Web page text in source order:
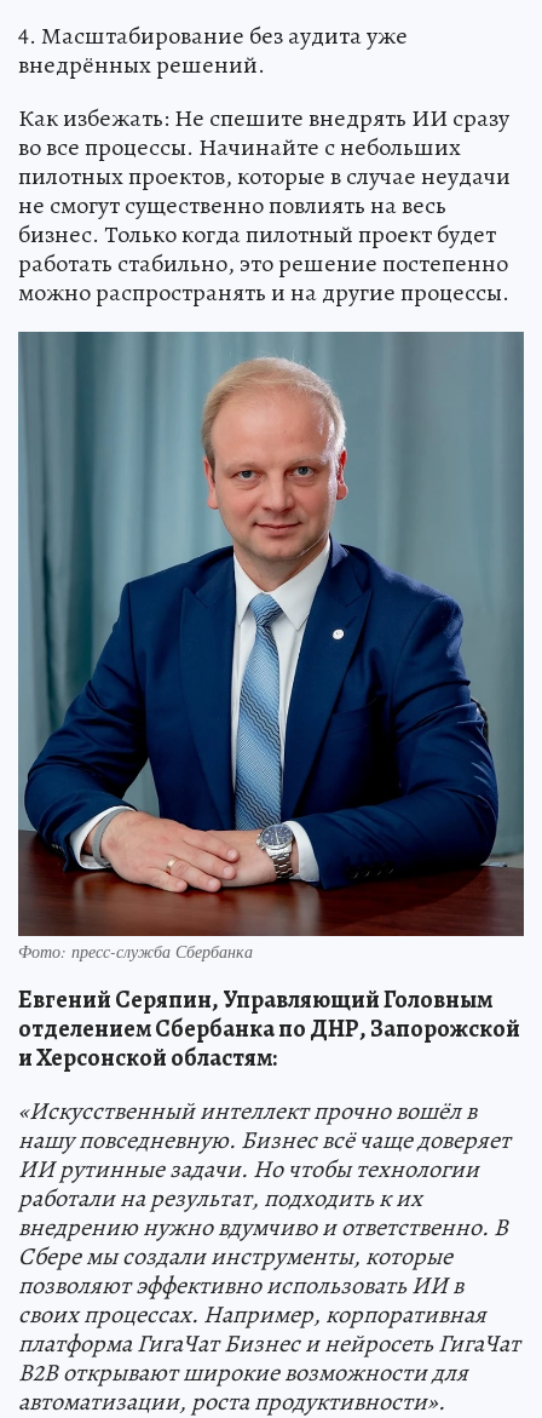
4. Масштабирование без аудита уже
внедрённых решений.
Как избежать: Не спешите внедрять ИИ сразу
во все процессы. Начинайте с небольших
пилотных проектов, которые в случае неудачи
не смогут существенно повлиять на весь
бизнес. Только когда пилотный проект будет
работать стабильно, это решение постепенно
можно распространять и на другие процессы.
Фото: пресс-служба Сбербанка
Евгений Серяпин, Управляющий Головным
отделением Сбербанка по ДНР, Запорожской
и Херсонской областям:
«Искусственный интеллект прочно вошёл в
нашу повседневную. Бизнес всё чаще доверяет
ИИ рутинные задачи. Но чтобы технологии
работали на результат, подходить к их
внедрению нужно вдумчиво и ответственно. В
Сбере мы создали инструменты, которые
позволяют эффективно использовать ИИ в
своих процессах. Например, корпоративная
платформа ГигаЧат Бизнес и нейросеть ГигаЧат
B2B открывают широкие возможности для
автоматизации, роста продуктивности».